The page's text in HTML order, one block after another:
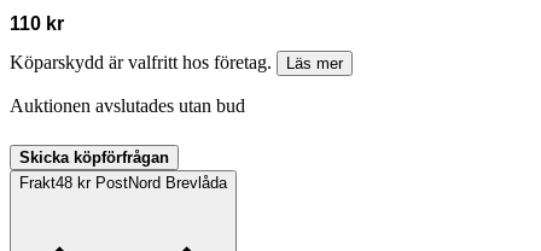
110 kr
Köparskydd är valfritt hos företag.
Läs mer
Auktionen avslutades utan bud
Skicka köpförfrågan
Frakt48 kr PostNord Brevlåda